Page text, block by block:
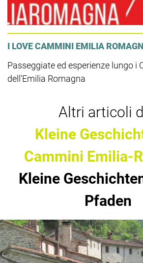
I LOVE CAMMINI EMILIA
Passeggiate ed esperienze lungo i
dell'Emilia Romagna
Altri articoli
Kleine
Cammini Emilia-
Kleine
Pfaden